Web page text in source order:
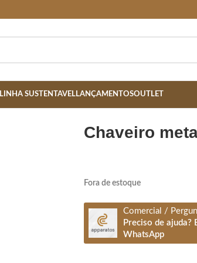
LINHA SUSTENTAVELLANÇAMENTOSOUTLET
chaveiro
Fora de estoque
Comercial /
Preciso de ajuda?
WhatsApp